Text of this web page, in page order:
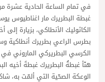
غبطة البطريرك مار اغناطيوس
الكاثوليك الأنطاكي، بزيارة إلى
بطرس الراعي بطريرك أنطاكية
الكرسي البطريركي الماروني
هنّأ غبطةُ البطريرك غبطةَ أخيه
الوعكة الصحّية التي ألمّت به،